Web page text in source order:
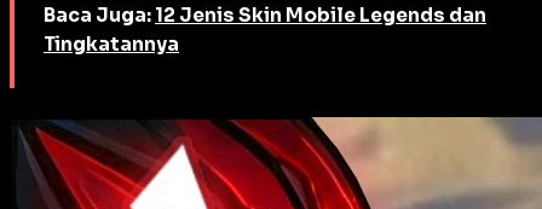
Baca Juga: 12 Jenis Skin Mobile Legends dan
Tingkatannya